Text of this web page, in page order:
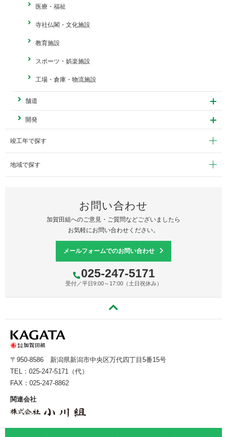
医療・福祉
寺社仏閣・文化施設
教育施設
スポーツ・娯楽施設
工場・倉庫・物流施設
舗道
開発
竣工年で探す
地域で探す
お問い合わせ
加賀田組へのご意見・ご質問などございましたら
お気軽にお問い合わせください。
メールフォームでのお問い合わせ
025-247-5171
受付／平日9:00～17:00（土日祝休み）
〒950-8586 新潟県新潟市中央区万代四丁目5番15号
TEL： 025-247-5171 （代）
FAX：025-247-8862
関連会社